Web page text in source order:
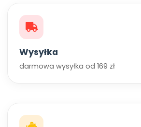
Wysyłka
darmowa wysyłka od 169 zł